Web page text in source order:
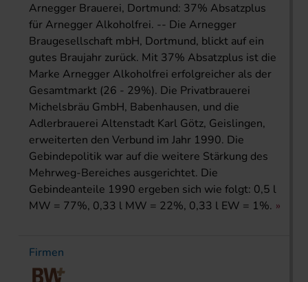
Arnegger Brauerei, Dortmund: 37% Absatzplus
für Arnegger Alkoholfrei. -- Die Arnegger
Braugesellschaft mbH, Dortmund, blickt auf ein
gutes Braujahr zurück. Mit 37% Absatzplus ist die
Marke Arnegger Alkoholfrei erfolgreicher als der
Gesamtmarkt (26 - 29%). Die Privatbrauerei
Michelsbräu GmbH, Babenhausen, und die
Adlerbrauerei Altenstadt Karl Götz, Geislingen,
erweiterten den Verbund im Jahr 1990. Die
Gebindepolitik war auf die weitere Stärkung des
Mehrweg-Bereiches ausgerichtet. Die
Gebindeanteile 1990 ergeben sich wie folgt: 0,5 l
MW = 77%, 0,33 l MW = 22%, 0,33 l EW = 1%.
Firmen